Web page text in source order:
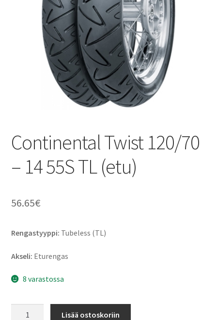
Continental Twist 120/70
– 14 55S TL (etu)
56.65€
Rengastyyppi: Tubeless (TL)
Akseli: Eturengas
8 varastossa
Lisää ostoskoriin